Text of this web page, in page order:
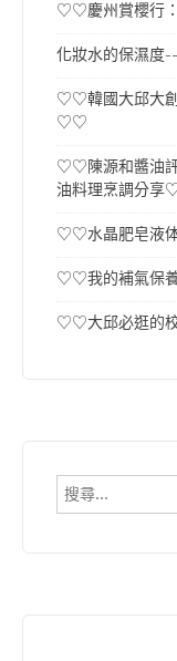
♡♡慶州賞櫻行
化妝水的保濕度
♡♡韓國大邱大創
♡♡
♡♡陳源和醬油評
油料理烹調分
♡♡水晶肥皂液
♡♡我的補氣保
♡♡大邱必逛的
搜